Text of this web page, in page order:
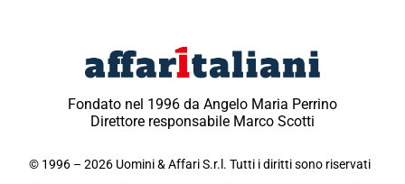
Fondato nel 1996 da Angelo Maria Perrino
Direttore responsabile Marco Scotti
© 1996 – 2026 Uomini & Affari S.r.l. Tutti i diritti sono riservati